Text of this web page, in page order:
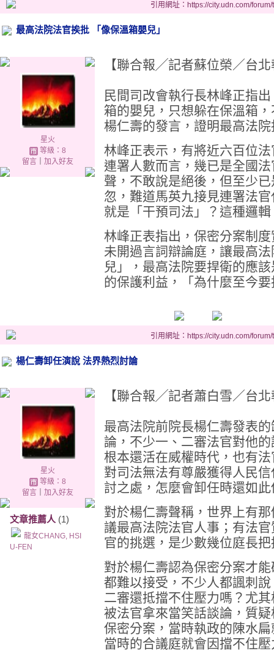
引用網址：https://city.udn.com/
最高法院法官挨批 「像保溫箱嬰兒」
星火
等級：8
留言｜ 加入好友
【聯合報╱記者蘇位榮／台
民間司改會執行長林峰正指
箱的嬰兒，只想躲在保溫箱
楊仁壽的發言，證明最高法
林峰正表示，有將近六百位
連署人數而言，幾已是全國
聲，不敢說是絕後，但至少
忽，難道馬英九接見連署法
就是「干預司法」？這種邏
林峰正表指出，保密分案制
未開過言詞辯論庭，讓最高
兒」，最高法院要捍衛的應
的保護利益，「為什麼至今
引用網址：https://city.udn.com/
楊仁壽卸任演說 法界熱烈討論
星火
等級：8
留言｜ 加入好友
文章推薦人 (1)
龍女CHANG, HSI
U-FEN
【聯合報╱記者蕭白雪／台
最高法院前院長楊仁壽發表
論，不少一、二審法官對他
根本還活在威權時代，也有
對司法無法有尊嚴獲得人民
討之處，怎麼會卸任時還如
對於楊仁壽聲稱，世界上有
議最高法院法官人事；有法
官的挑選，是少數幾位庭長把
對於楊仁壽認為保密分案才
都難以接受，不少人都諷刺
二審還抵擋不住壓力嗎？尤
被法官拿來當笑話談論，質
保密分案，當時執政的陳水
當時的合議庭就會因擋不住